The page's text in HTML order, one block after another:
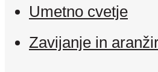
Umetno cvetje
Zavijanje in